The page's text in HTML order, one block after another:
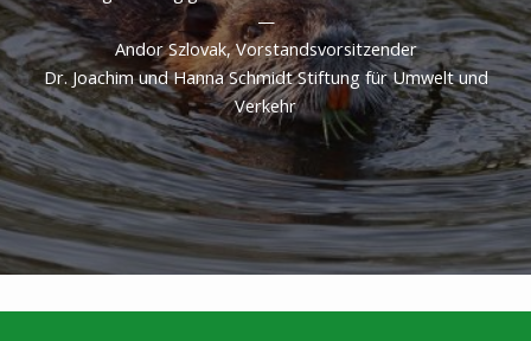
—
Andor Szlovak, Vorstandsvorsitzender
Dr. Joachim und Hanna Schmidt Stiftung für Umwelt und
Verkehr